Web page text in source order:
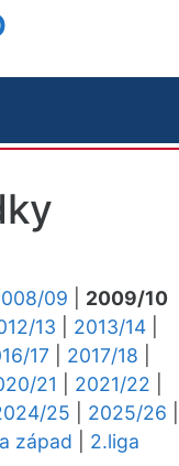
09
2009/10
13 2013/14
17 2017/18
21 2021/22
25 2025/26
západ
2.liga